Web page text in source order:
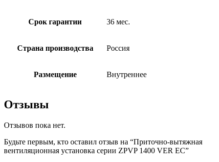
Срок гарантии 36 мес.
Страна производства Россия
Размещение Внутреннее
Отзывы
Отзывов пока нет.
Будьте первым, кто оставил отзыв на “Приточно-вытяжная
вентиляционная установка серии ZPVP 1400 VER EC”